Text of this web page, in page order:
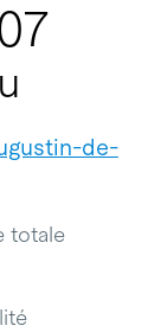
de-
totale